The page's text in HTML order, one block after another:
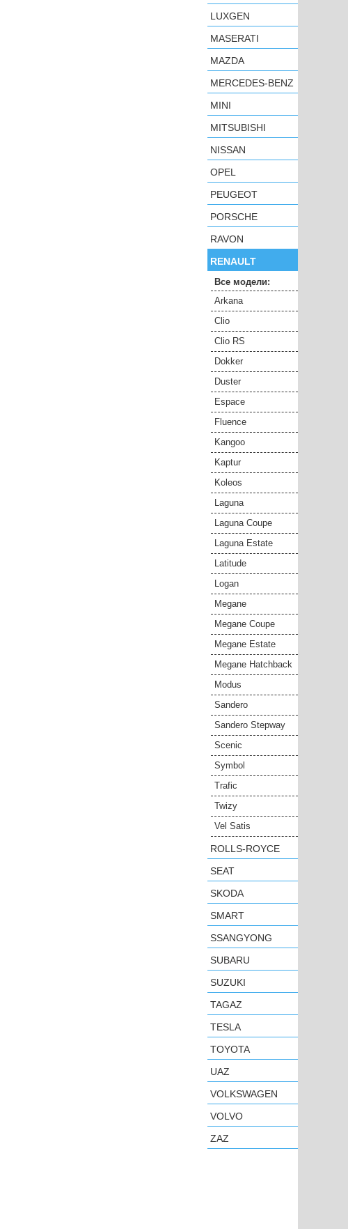
LUXGEN
MASERATI
MAZDA
MERCEDES-BENZ
MINI
MITSUBISHI
NISSAN
OPEL
PEUGEOT
PORSCHE
RAVON
RENAULT
Все модели:
Arkana
Clio
Clio RS
Dokker
Duster
Espace
Fluence
Kangoo
Kaptur
Koleos
Laguna
Laguna Coupe
Laguna Estate
Latitude
Logan
Megane
Megane Coupe
Megane Estate
Megane Hatchback
Modus
Sandero
Sandero Stepway
Scenic
Symbol
Trafic
Twizy
Vel Satis
ROLLS-ROYCE
SEAT
SKODA
SMART
SSANGYONG
SUBARU
SUZUKI
TAGAZ
TESLA
TOYOTA
UAZ
VOLKSWAGEN
VOLVO
ZAZ